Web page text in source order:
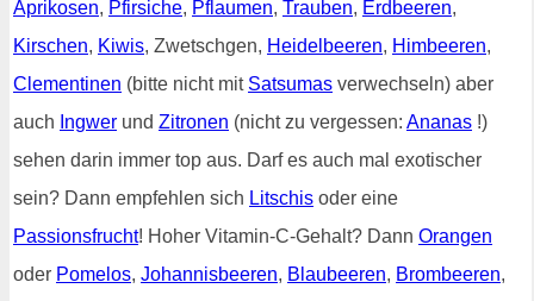
Aprikosen, Pfirsiche, Pflaumen, Trauben, Erdbeeren,
Kirschen, Kiwis, Zwetschgen, Heidelbeeren, Himbeeren,
Clementinen (bitte nicht mit Satsumas verwechseln) aber
auch Ingwer und Zitronen (nicht zu vergessen: Ananas !)
sehen darin immer top aus. Darf es auch mal exotischer
sein? Dann empfehlen sich Litschis oder eine
Passionsfrucht! Hoher Vitamin-C-Gehalt? Dann Orangen
oder Pomelos, Johannisbeeren, Blaubeeren, Brombeeren,